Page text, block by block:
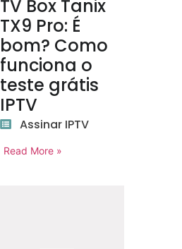
TV Box Tanix
TX9 Pro: É
bom? Como
funciona o
teste grátis
IPTV
Assinar IPTV
Read More »